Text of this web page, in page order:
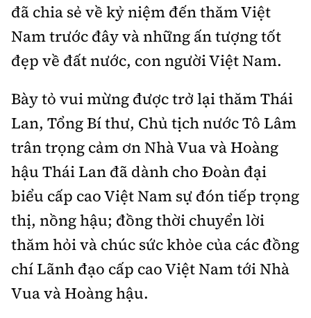
đã chia sẻ về kỷ niệm đến thăm Việt
Nam trước đây và những ấn tượng tốt
đẹp về đất nước, con người Việt Nam.
Bày tỏ vui mừng được trở lại thăm Thái
Lan, Tổng Bí thư, Chủ tịch nước Tô Lâm
trân trọng cảm ơn Nhà Vua và Hoàng
hậu Thái Lan đã dành cho Đoàn đại
biểu cấp cao Việt Nam sự đón tiếp trọng
thị, nồng hậu; đồng thời chuyển lời
thăm hỏi và chúc sức khỏe của các đồng
chí Lãnh đạo cấp cao Việt Nam tới Nhà
Vua và Hoàng hậu.